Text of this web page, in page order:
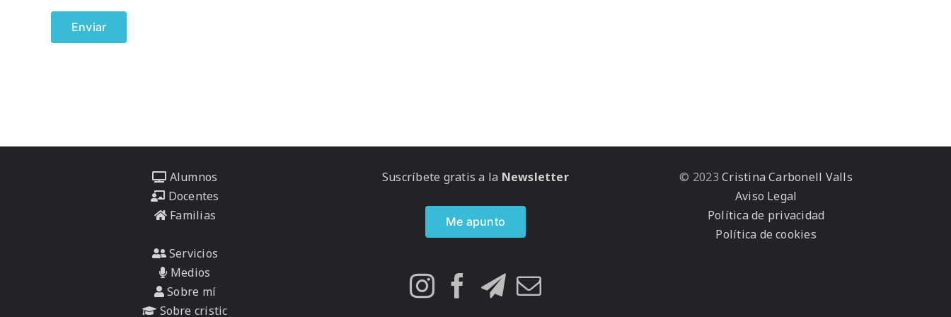
Alumnos
Docentes
Familias
Servicios
Medios
Sobre mí
Sobre cristic
Suscríbete gratis a la Newsletter
Me apunto
© 2023 Cristina Carbonell Valls
Aviso Legal
Política de privacidad
Política de cookies